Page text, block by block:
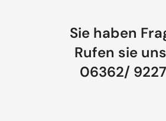
Sie haben
Rufen sie
06362/